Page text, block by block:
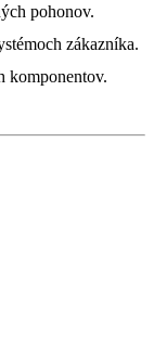
pohonov.
zákazníka.
komponentov.